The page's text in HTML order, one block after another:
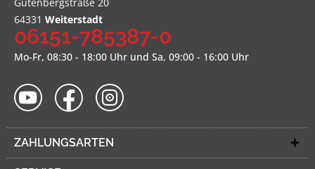
64331 Weiterstadt
06151-785387-0
Mo-Fr, 08:30 - 18:00 Uhr und Sa, 09:00 - 16:00 Uhr
ZAHLUNGSARTEN